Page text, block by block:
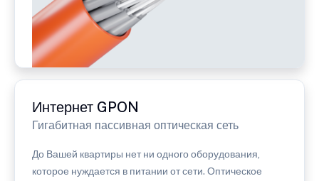
Интернет GPON
Гигабитная пассивная оптическая сеть
До Вашей квартиры нет ни одного оборудования,
которое нуждается в питании от сети. Оптическое